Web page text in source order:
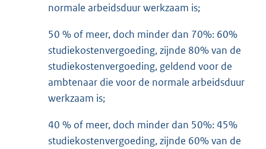
normale arbeidsduur werkzaam is;
50 % of meer, doch minder dan 70%: 60%
studiekostenvergoeding, zijnde 80% van de
studiekostenvergoeding, geldend voor de
ambtenaar die voor de normale arbeidsduur
werkzaam is;
40 % of meer, doch minder dan 50%: 45%
studiekostenvergoeding, zijnde 60% van de